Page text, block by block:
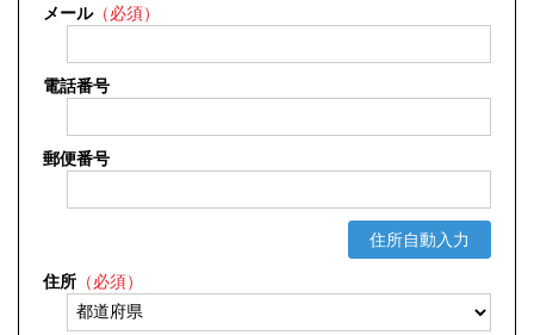
メール（必須）
電話番号
郵便番号
住所自動入力
住所 （必須）